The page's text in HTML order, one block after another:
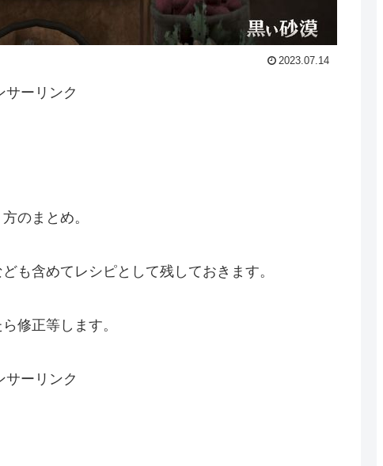
2023.07.14
サーリンク
のまとめ。
も含めてレシピとして残しておきます。
修正等します。
サーリンク